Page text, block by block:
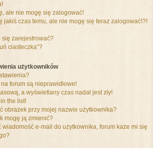
ale nie mogę się zalogować!
jakiś czas temu, ale nie mogę się teraz zalogować!?!
się zarejestrować?
ciasteczka”?
użytkowników
forum są nieprawidłowe!
a wyświetlany czas nadal jest zły!
the list!
obrazek przy mojej nazwie użytkownika?
mogę ją zmienić?
wiadomość e-mail do użytkownika, forum każe mi się